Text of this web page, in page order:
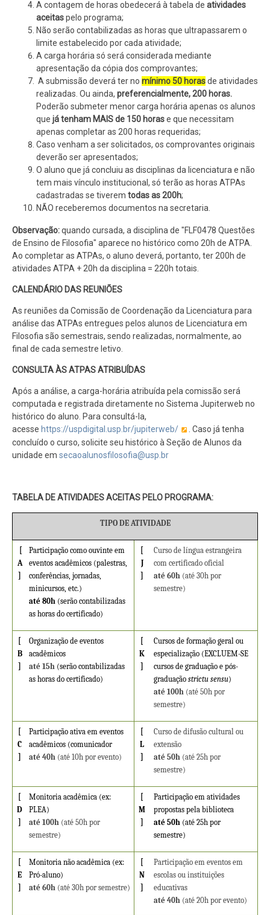
A contagem de horas obedecerá à tabela de atividades
aceitaspelo programa;
Não serão contabilizadas as horas que ultrapassarem o
limite estabelecido por cada atividade;
A carga horária só será considerada mediante
apresentação da cópia dos comprovantes;
A submissão deverá ter no mínimo 50 horasde atividades
realizadas. Ou ainda, preferencialmente, 200 horas.
Poderão submeter menor carga horária apenas os alunos
que já tenham MAIS de 150 horase que necessitam
apenas completar as 200 horas requeridas;
Caso venham a ser solicitados, os comprovantes originais
deverão ser apresentados;
O aluno que já concluiu as disciplinas da licenciatura e não
tem mais vínculo institucional, só terão as horas ATPAs
cadastradas se tiverem todas as 200h;
NÃO receberemos documentos na secretaria.
Observação:quando cursada, a disciplina de "FLF0478 Questões
de Ensino de Filosofia" aparece no histórico como 20h de ATPA.
Ao completar as ATPAs, o aluno deverá, portanto, ter 200h de
atividades ATPA + 20h da disciplina = 220h totais.
CALENDÁRIO DAS REUNIÕES
As reuniões da Comissão de Coordenação da Licenciatura para
análise das ATPAs entregues pelos alunos de Licenciatura em
Filosofia são semestrais, sendo realizadas, normalmente, ao
final de cada semestre letivo.
CONSULTA ÀS ATPAS ATRIBUÍDAS
Após a análise, a carga-horária atribuída pela comissão será
computada e registrada diretamente no Sistema Jupiterweb no
histórico do aluno. Para consultá-la,
acesse https://uspdigital.usp.br/jupiterweb/
. Caso já tenha
concluído o curso, solicite seu histórico à Seção de Alunos da
unidade em secaoalunosfilosofia@usp.br
TABELA DE ATIVIDADES ACEITAS PELO PROGRAMA:
TIPO DE ATIVIDADE
A
Participação como ouvinte em
eventos acadêmicos (palestras,
conferências, jornadas,
minicursos, etc.)
até 80h (serão contabilizadas
as horas do certificado)
J
Curso de língua estrangeira
com certificado oficial
até 60h (até 30h por
semestre)
B
Organização de eventos
acadêmicos
até 15h (serão contabilizadas
as horas do certificado)
K
Cursos de formação geral ou
especialização (EXCLUEM-SE
cursos de graduação e pós-
graduação strictu sensu)
até 100h (até 50h por
semestre)
C
Participação ativa em eventos
acadêmicos (comunicador
até 40h (até 10h por evento)
L
Curso de difusão cultural ou
extensão
até 50h (até 25h por
semestre)
D
Monitoria acadêmica (ex:
PLEA)
até 100h (até 50h por
semestre)
M
Participação em atividades
propostas pela biblioteca
até 50h (até 25h por
semestre)
E
Monitoria não acadêmica (ex:
Pró-aluno)
até 60h (até 30h por semestre)
N
Participação em eventos em
escolas ou instituições
educativas
até 40h (até 20h por evento)